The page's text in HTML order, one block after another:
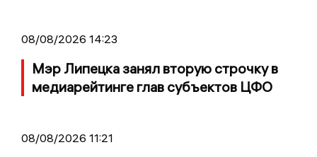
08/08/2026 14:23
Мэр Липецка занял вторую строчку в
медиарейтинге глав субъектов ЦФО
08/08/2026 11:21